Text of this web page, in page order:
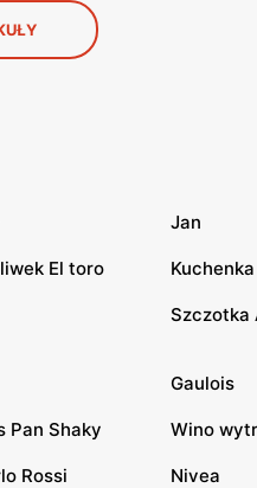
Jan
El toro
Szczotka
Gaulois
Pan Shaky Wino
Rossi Nivea